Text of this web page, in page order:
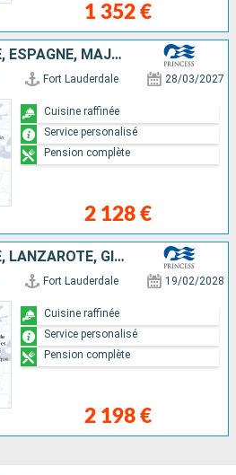
1 352 €
ÉTATS-UNIS, TENERIFE, ESPAGNE, MAJORQUE, FRANCE, ITALIE
Fort Lauderdale 28/03/2027
2 128 €
Cuisine raffinée
Service personalisé
Pension complète
ÉTATS-UNIS, TENERIFE, LANZAROTE, GIBRALTAR, ESPAGNE, MAJORQUE, FRANCE, ITALIE
Fort Lauderdale 19/02/2028
2 198 €
Cuisine raffinée
Service personalisé
Pension complète